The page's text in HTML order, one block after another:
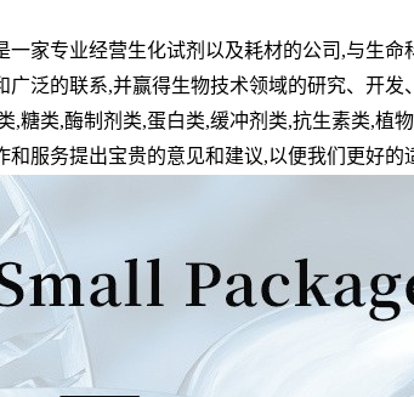
一家专业经营生化试剂以及耗材的公司 ,与生命
广泛的联系,并赢得生物技术领域的研究、开发
,糖类,酶制剂类,蛋白类,缓冲剂类,抗生素类,植
和服务提出宝贵的意见和建议,以便我们更好的